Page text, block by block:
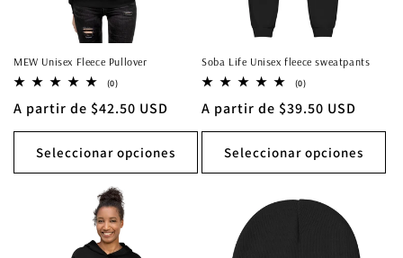
MEW Unisex Fleece Pullover
(0)0
totales
Precio
habitual
A partir de $42.50 USD
Seleccionar opciones
Soba Life Unisex fleece sweatpants
(0)0
totales
Precio
habitual
A partir de $39.50 USD
Seleccionar opciones